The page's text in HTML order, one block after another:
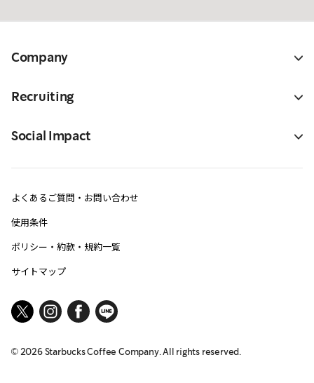
Company
Recruiting
Social Impact
よくあるご質問・お問い合わせ
使用条件
ポリシー・約款・規約一覧
サイトマップ
© 2026Starbucks Coffee Company. All rights reserved.